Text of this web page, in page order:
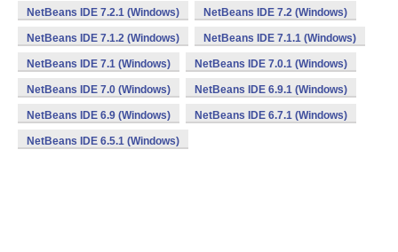
NetBeans IDE 7.2.1 (Windows) NetBeans IDE 7.2 (Windows)
NetBeans IDE 7.1.2 (Windows) NetBeans IDE 7.1.1 (Windows)
NetBeans IDE 7.1 (Windows) NetBeans IDE 7.0.1 (Windows)
NetBeans IDE 7.0 (Windows) NetBeans IDE 6.9.1 (Windows)
NetBeans IDE 6.9 (Windows) NetBeans IDE 6.7.1 (Windows)
NetBeans IDE 6.5.1 (Windows)